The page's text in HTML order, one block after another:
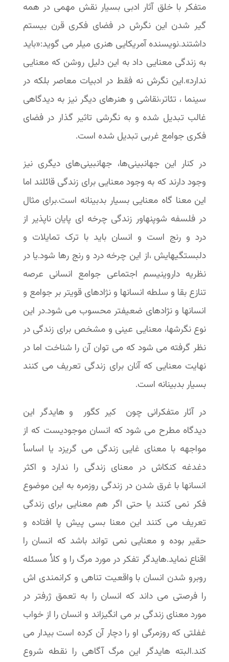
متفکر با خلق آثار ادبی بسیار نقش مهمی در همه
گیر شدن این نگرش در فضای فکری قرن بیستم
داشتند.نویسنده آمریکایی هنری میلر می گوید:«باید
به زندگی معنایی داد به این دلیل روشن که معنایی
ندارد».این نگرش نه فقط در ادبیات معاصر بلکه در
سینما ، تئاتر،نقاشی و هنرهای دیگر نیز به دیدگاهی
غالب تبدیل شده و به نگرشی تاثیر گذار در فضای
فکری جوامع غربی تبدیل شده است.
در کنار این جهانبینی‌ها، جهانبینی‌های دیگری نیز
وجود دارند که به وجود معنایی برای زندگی قائلند اما
این معنا گاه معنایی بسیار بدبینانه است.برای مثال
در فلسفه شوپنهاور زندگی چرخه ای پایان ناپذیر از
درد و رنج است و انسان باید با ترک تمایلات و
دلبستگیهایش ،از این چرخه درد و رنج رها شود.یا در
نظریه داروینیسم اجتماعی جوامع انسانی عرصه
تنازع بقا و سلطه انسانها و نژادهای قویتر بر جوامع و
انسانها و نژادهای ضعیفتر محسوب می شود.در این
نوع نگرشها، معنایی عینی و مشخص برای زندگی در
نظر گرفته می شود که می توان آن را شناخت اما در
نهایت معنایی که آنان برای زندگی تعریف می کنند
بسیار بدبینانه است.
در آثار متفکرانی چون کیر کگور و هایدگر این
دیدگاه مطرح می شود که انسان موجودیست که از
مواجهه با معنای غایی زندگی می گریزد یا اساسأ
دغدغه کنکاش در معنای زندگی را ندارد و اکثر
انسانها با غرق شدن در زندگی روزمره به این موضوع
فکر نمی کنند یا حتی اگر هم معنایی برای زندگی
تعریف می کنند این معنا بسی پیش پا افتاده و
حقیر بوده و معنایی نمی تواند باشد که انسان را
اقناع نماید.هایدگر تفکر در مورد مرگ را و کلأ مسئله
روبرو شدن انسان با واقعیت تناهی و کرانمندی اش
را فرصتی می داند که انسان را به تعمق ژرفتر در
مورد معنای زندگی بر می انگیزاند و انسان را از خواب
غفلتی که روزمرگی او را دچار آن کرده است بیدار می
کند.البته هایدگر این مرگ آگاهی را نقطه شروع